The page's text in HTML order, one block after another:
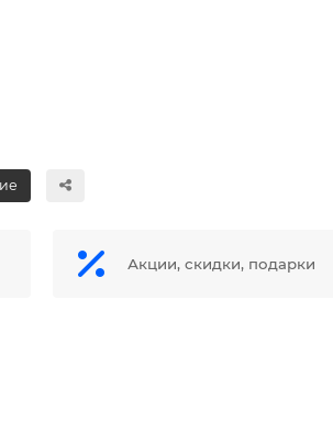
Акции, скидки, подарки